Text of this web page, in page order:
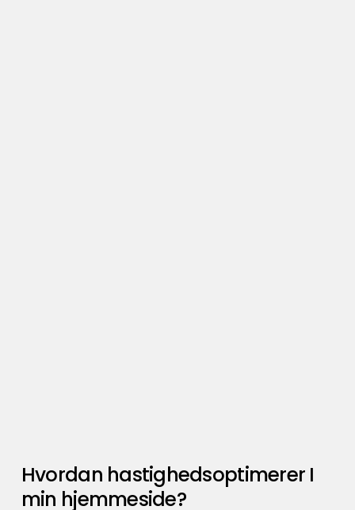
Hvordan hastighedsoptimerer I
min hjemmeside?